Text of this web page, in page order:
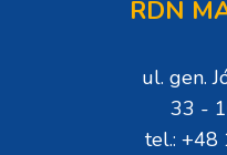
RDN
ul. gen.
33 -
tel.: +48